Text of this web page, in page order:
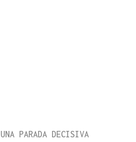
UNA PARADA DECISIVA